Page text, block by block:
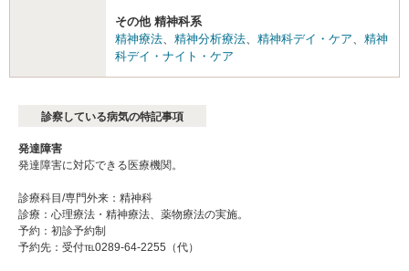
その他 精神科系
精神療法、 精神分析療法、 精神科デイ・ケア、 精神
科デイ・ナイト・ケア
診察している病気の特記事項
発達障害
発達障害に対応できる医療機関。
診療科目/専門外来：精神科
診療：心理療法・精神療法、薬物療法の実施。
予約：初診予約制
予約先：受付℡0289-64-2255（代）